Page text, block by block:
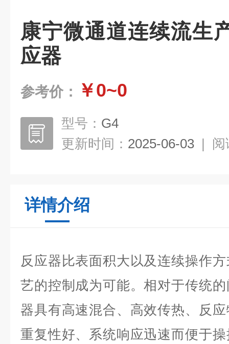
康宁微通道连续流生
应器
参考价： ￥0~0
型号： G4
更新时间： 2025-06-03 | 阅
详情介绍
反应器比表面积大以及连续操作
艺的控制成为可能。相对于传统
器具有高速混合、高效传热、反
重复性好、系统响应迅速而便于